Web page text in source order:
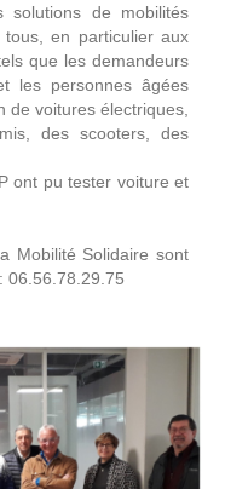
solutions de mobilités
en particulier aux
que les demandeurs
les personnes âgées
de voitures électriques,
des scooters, des
ont pu tester voiture et
Mobilité Solidaire sont
06.56.78.29.75